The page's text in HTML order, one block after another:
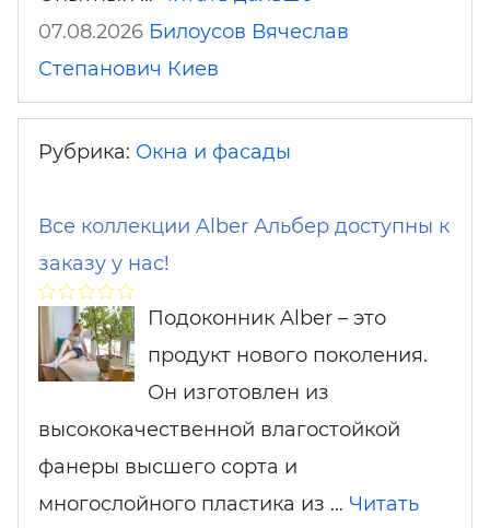
07.08.2026 Билоусов Вячеслав
Степанович Киев
Рубрика: Окна и фасады
Все коллекции Alber Альбер доступны к
заказу у нас!
Подоконник Alber – это
продукт нового поколения.
Он изготовлен из
высококачественной влагостойкой
фанеры высшего сорта и
многослойного пластика из … Читать